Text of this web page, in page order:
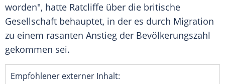
worden", hatte Ratcliffe über die britische
Gesellschaft behauptet, in der es durch Migration
zu einem rasanten Anstieg der Bevölkerungszahl
gekommen sei.
Empfohlener externer Inhalt: